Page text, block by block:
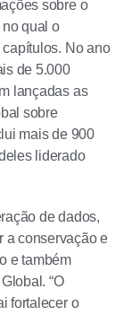
sobre o
qual o
No ano
de 5.000
lançadas as
sobre
mais de 900
liderado
de dados,
a conservação e
e também
“O
fortalecer o